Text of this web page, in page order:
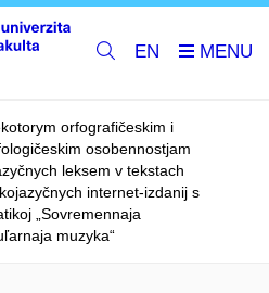
EN
orfografičeskim i
osobennostjam
leksem v tekstach
internet-izdanij s
„Sovremennaja
muzyka“